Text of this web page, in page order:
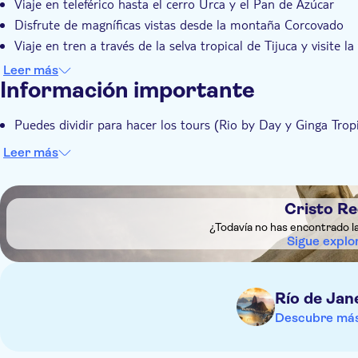
Explore los cerros Urca y Pan de Azúcar durante unos 45
De regreso, contemple el paisaje de Río de camino a un
dirigirá al Estadio Maracaná, donde dará una vuelta por
el esplendor del dos veces anfitrión de la final de la
Velho, desde donde tomará un tren de 20 minutos que
densa selva tropical de Tijuca hasta la imponente
conocer todas las facetas y vistas del Corcovado y su
aproximadamente una hora antes de que comience la
espectáculo en vivo Ginga Tropical.
Viaje en teleférico hasta el cerro Urca y el Pan de Azúcar
Disfrute de magníficas vistas desde la montaña Corcovado
Viaje en tren a través de la selva tropical de Tijuca y visite
Disfruta de un gran espectáculo en vivo
Leer más
Información importante
Puedes dividir para hacer los tours (Rio by Day y Ginga
Leer más
Cristo
¿Todavía no has encontrado
Sigue
Río de
Descubre